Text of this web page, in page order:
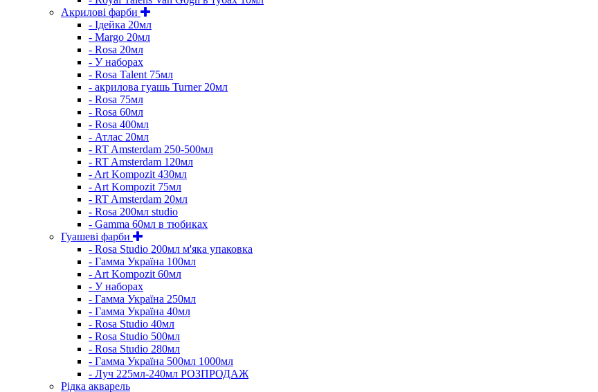
Акрилові фарби
- Ідейка 20мл
- Margo 20мл
- Rosa 20мл
- У наборах
- Rosa Talent 75мл
- акрилова гуашь Turner 20мл
- Rosa 75мл
- Rosa 60мл
- Rosa 400мл
- Атлас 20мл
- RT Amsterdam 250-500мл
- RT Amsterdam 120мл
- Art Kompozit 430мл
- Art Kompozit 75мл
- RT Amsterdam 20мл
- Rosa 200мл studio
- Gamma 60мл в тюбиках
Гуашеві фарби
- Rosa Studio 200мл м'яка упаковка
- Гамма Україна 100мл
- Art Kompozit 60мл
- У наборах
- Гамма Україна 250мл
- Гамма Україна 40мл
- Rosa Studio 40мл
- Rosa Studio 500мл
- Rosa Studio 280мл
- Гамма Україна 500мл 1000мл
- Луч 225мл-240мл РОЗПРОДАЖ
Рідка акварель